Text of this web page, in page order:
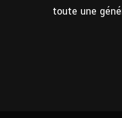
toute une